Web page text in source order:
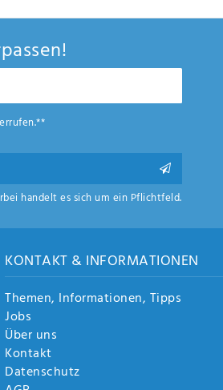
handelt es sich um ein Pflichtfeld.
KONTAKT & INFORMATIONEN
Themen, Informationen, Tipps
Jobs
Über uns
Kontakt
Datenschutz